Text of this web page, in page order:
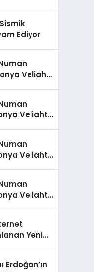
Ediyor
Veliaht
Veliaht
Veliaht
Veliaht
Yeni
Erdoğan’ın